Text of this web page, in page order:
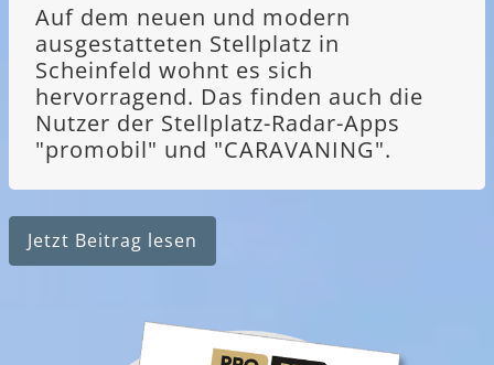
Auf dem neuen und modern
ausgestatteten Stellplatz in
Scheinfeld wohnt es sich
hervorragend. Das finden auch die
Nutzer der Stellplatz-Radar-Apps
"promobil" und "CARAVANING".
Jetzt Beitrag lesen